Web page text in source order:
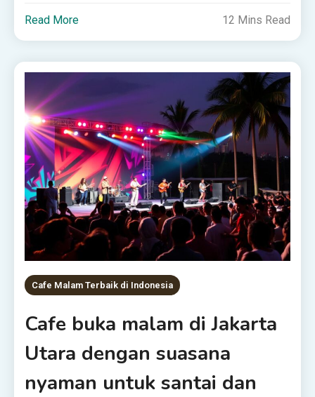
Read More 12 Mins Read
Cafe Malam Terbaik di Indonesia
Cafe buka malam di Jakarta
Utara dengan suasana
nyaman untuk santai dan